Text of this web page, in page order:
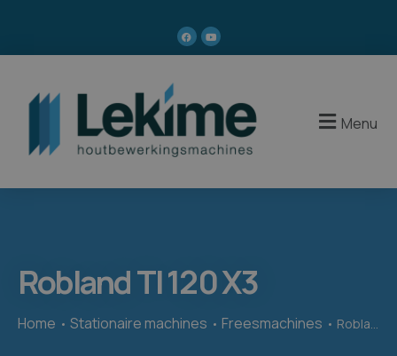
Menu
Robland TI 120 X3
Home Stationaire machines Freesmachines Robland TI 120 X3